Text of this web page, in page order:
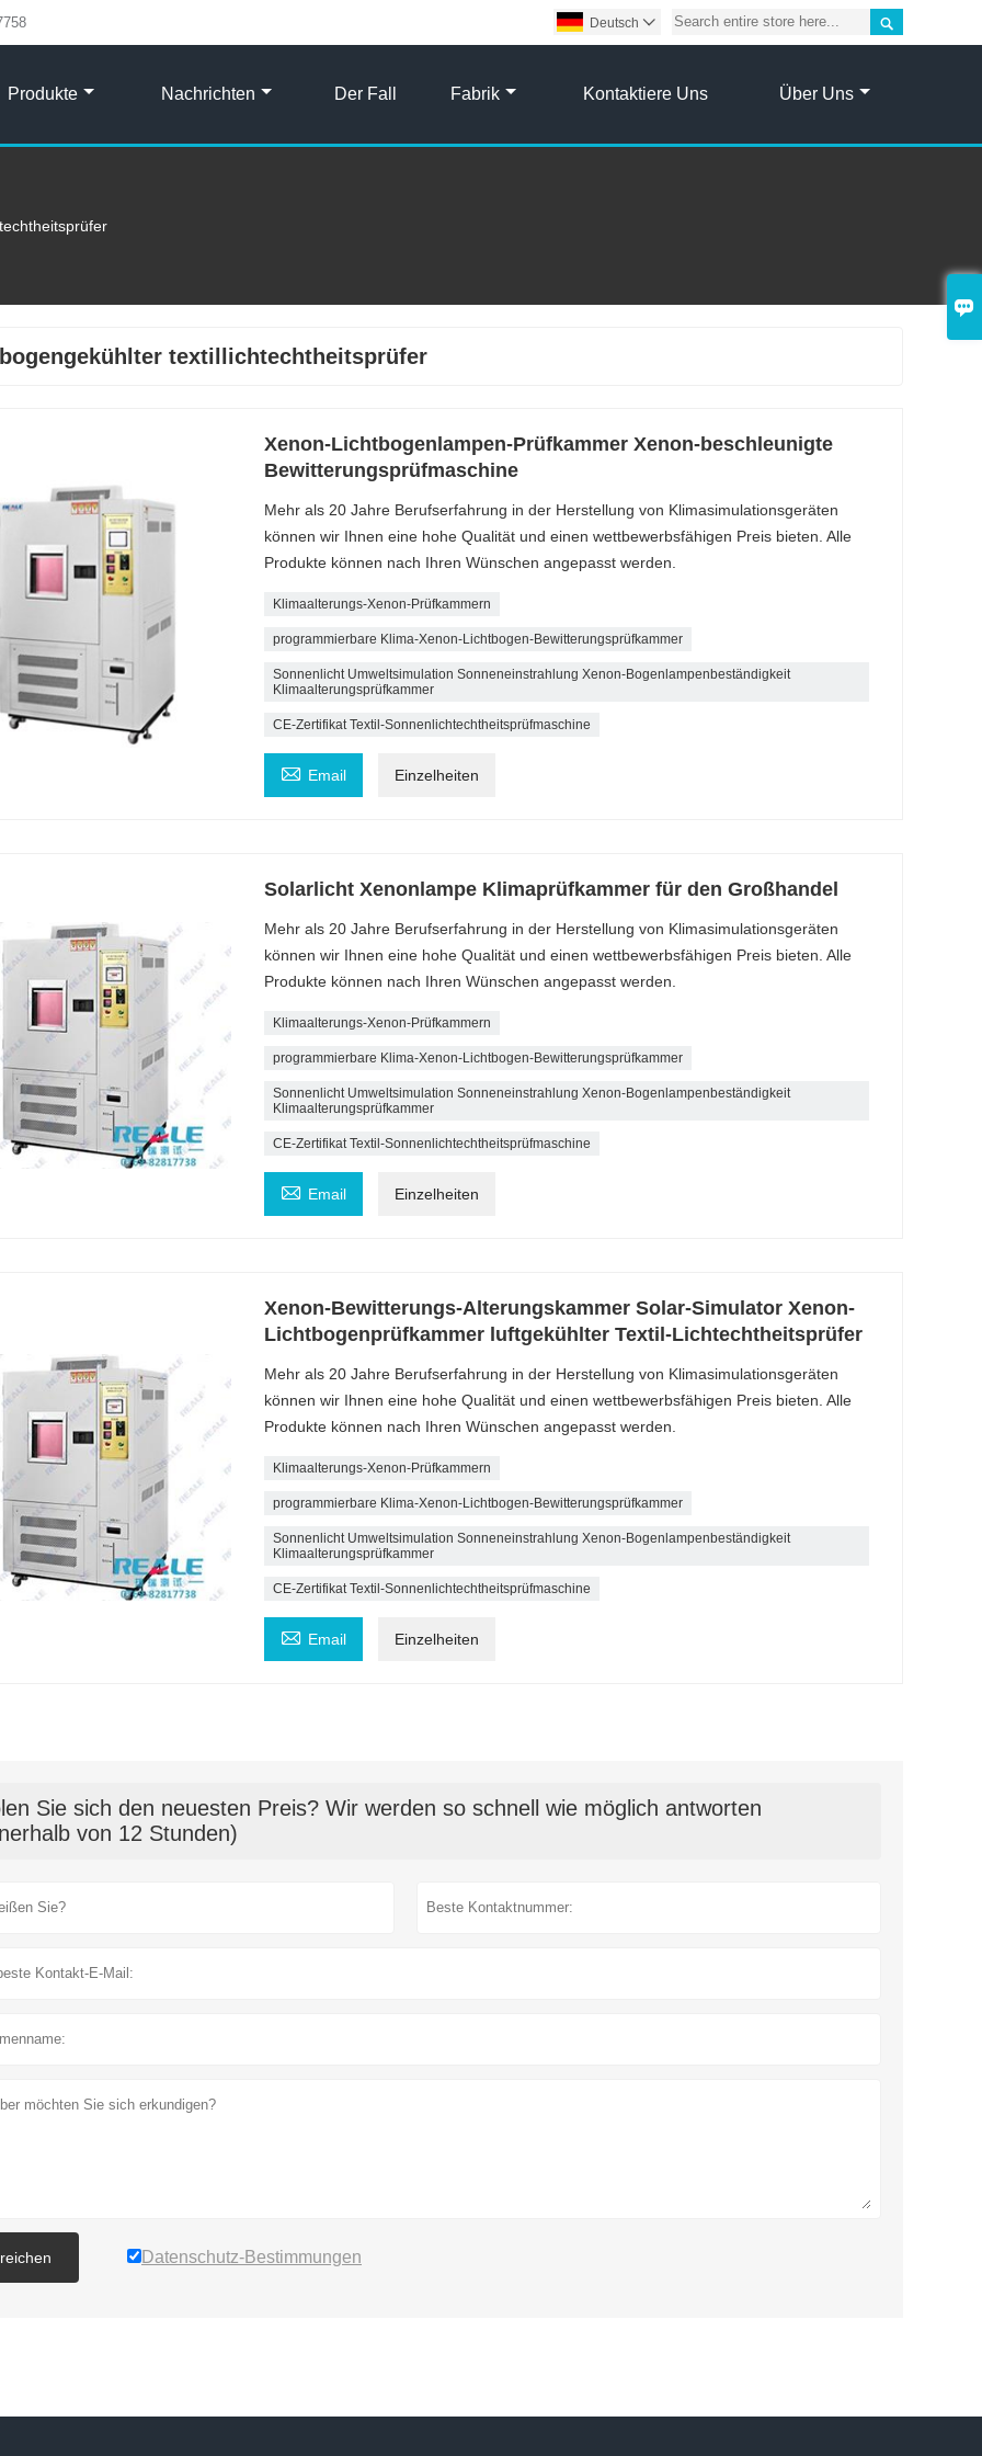


Deutsch 
Produkte Nachrichten Der Fall Fabrik Kontaktiere Uns Über Uns
textillichtechtheitsprüfer
Xenon-Lichtbogenlampen-Prüfkammer Xenon-beschleunigte
Bewitterungsprüfmaschine
Mehr als 20 Jahre Berufserfahrung in der Herstellung von Klimasimulationsgeräten
können wir Ihnen eine hohe Qualität und einen wettbewerbsfähigen Preis bieten. Alle
Produkte können nach Ihren Wünschen angepasst werden.
Klimaalterungs-Xenon-Prüfkammern
programmierbare Klima-Xenon-Lichtbogen-Bewitterungsprüfkammer
Sonnenlicht Umweltsimulation Sonneneinstrahlung Xenon-Bogenlampenbeständigkeit
Klimaalterungsprüfkammer
CE-Zertifikat Textil-Sonnenlichtechtheitsprüfmaschine
 Email Einzelheiten
Solarlicht Xenonlampe Klimaprüfkammer für den Großhandel
Mehr als 20 Jahre Berufserfahrung in der Herstellung von Klimasimulationsgeräten
können wir Ihnen eine hohe Qualität und einen wettbewerbsfähigen Preis bieten. Alle
Produkte können nach Ihren Wünschen angepasst werden.
Klimaalterungs-Xenon-Prüfkammern
programmierbare Klima-Xenon-Lichtbogen-Bewitterungsprüfkammer
Sonnenlicht Umweltsimulation Sonneneinstrahlung Xenon-Bogenlampenbeständigkeit
Klimaalterungsprüfkammer
CE-Zertifikat Textil-Sonnenlichtechtheitsprüfmaschine
 Email Einzelheiten
Xenon-Bewitterungs-Alterungskammer Solar-Simulator Xenon-
Lichtbogenprüfkammer luftgekühlter Textil-Lichtechtheitsprüfer
Mehr als 20 Jahre Berufserfahrung in der Herstellung von Klimasimulationsgeräten
können wir Ihnen eine hohe Qualität und einen wettbewerbsfähigen Preis bieten. Alle
Produkte können nach Ihren Wünschen angepasst werden.
Klimaalterungs-Xenon-Prüfkammern
programmierbare Klima-Xenon-Lichtbogen-Bewitterungsprüfkammer
Sonnenlicht Umweltsimulation Sonneneinstrahlung Xenon-Bogenlampenbeständigkeit
Klimaalterungsprüfkammer
CE-Zertifikat Textil-Sonnenlichtechtheitsprüfmaschine
 Email Einzelheiten
Sie sich den neuesten Preis? Wir werden so schnell wie möglich antworten
von 12 Stunden)
Datenschutz-Bestimmungen